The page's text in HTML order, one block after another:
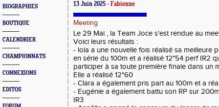
BIOGRAPHIES
BOUTIQUE
CALENDRIER
CHAMPIONNATS
CONNEXIONS
EDITOS
13 Juin 2025 - Fabienne
Meeting
Le 29 Mai , la Team Joce s'est rendue au
Voici leurs résultats :
- lola a une nouvelle fois réalisé sa meilleure
en série du 100m et a réalisé 12"54 perf IR2
participer à sa toute première finale dans un
Elle a réalisé 12"60
- Clara a également pris part au 100m et a
- Eugénie a également battu son RP sur
IR3